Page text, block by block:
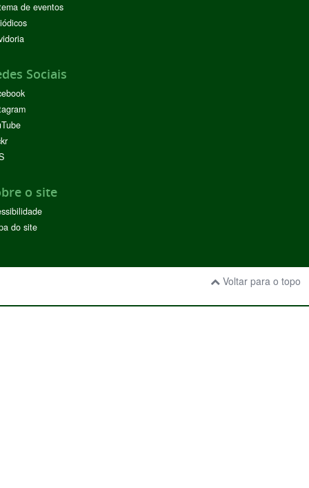
de eventos
Sociais
o site
do site
Voltar para o topo